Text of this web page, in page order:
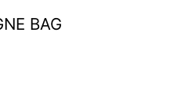
BAG